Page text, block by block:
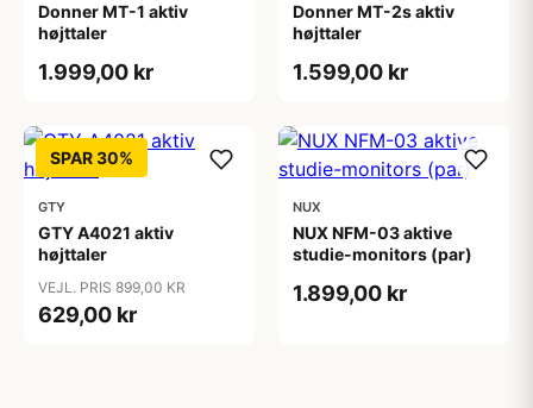
Donner MT-1 aktiv
højttaler
1.999,00 kr
Donner MT-2s aktiv
højttaler
1.599,00 kr
SPAR 30%
GTY
GTY A4021 aktiv
højttaler
VEJL. PRIS 899,00 KR
629,00 kr
NUX
NUX NFM-03 aktive
studie-monitors (par)
1.899,00 kr